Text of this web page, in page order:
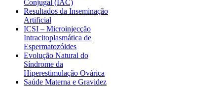
Conjugal (IAC)
Resultados da Inseminação
Artificial
ICSI – Microinjecção
Intracitoplasmática de
Espermatozóides
Evolução Natural do
Síndrome da
Hiperestimulação Ovárica
Saúde Materna e Gravidez